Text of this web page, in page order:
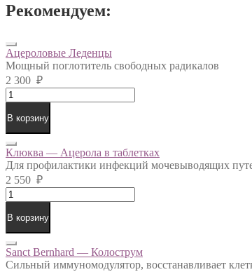
Рекомендуем:
Ацероловые Леденцы
Мощный поглотитель свободных радикалов
2 300 ₽
Ацероловые
Леденцы
quantity
В корзину
Клюква — Ацерола в таблетках
Для профилактики инфекций мочевыводящих
2 550 ₽
Клюква
-
Ацерола
в
таблетках
quantity
В корзину
Sanct Bernhard — Колострум
Сильный иммуномодулятор, восстанавливает